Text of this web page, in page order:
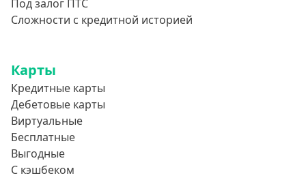
Под залог ПТС
Сложности с кредитной историей
Карты
Кредитные карты
Дебетовые карты
Виртуальные
Бесплатные
Выгодные
С кэшбеком